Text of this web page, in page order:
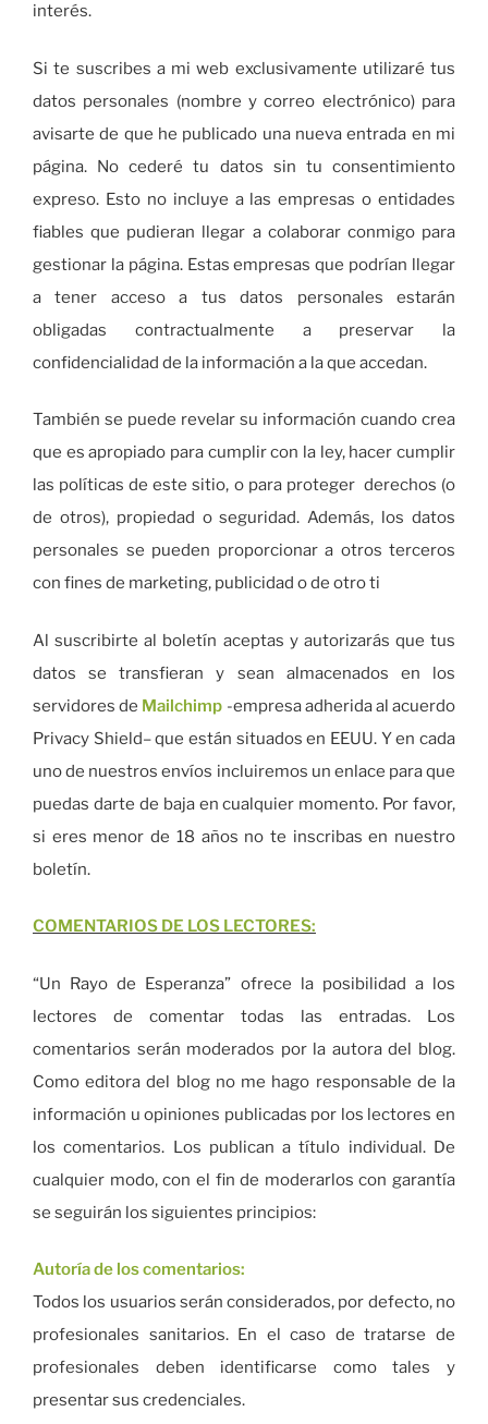
interés.
Si te suscribes a mi web exclusivamente utilizaré tus
datos personales (nombre y correo electrónico) para
avisarte de que he publicado una nueva entrada en mi
página. No cederé tu datos sin tu consentimiento
expreso. Esto no incluye a las empresas o entidades
fiables que pudieran llegar a colaborar conmigo para
gestionar la página. Estas empresas que podrían llegar
a tener acceso a tus datos personales estarán
obligadas contractualmente a preservar la
confidencialidad de la información a la que accedan.
También se puede revelar su información cuando crea
que es apropiado para cumplir con la ley, hacer cumplir
las políticas de este sitio, o para proteger derechos (o
de otros), propiedad o seguridad. Además, los datos
personales se pueden proporcionar a otros terceros
con fines de marketing, publicidad o de otro ti
Al suscribirte al boletín aceptas y autorizarás que tus
datos se transfieran y sean almacenados en los
servidores de Mailchimp -empresa adherida al acuerdo
Privacy Shield– que están situados en EEUU. Y en cada
uno de nuestros envíos incluiremos un enlace para que
puedas darte de baja en cualquier momento. Por favor,
si eres menor de 18 años no te inscribas en nuestro
boletín.
COMENTARIOS DE LOS LECTORES:
“Un Rayo de Esperanza” ofrece la posibilidad a los
lectores de comentar todas las entradas. Los
comentarios serán moderados por la autora del blog.
Como editora del blog no me hago responsable de la
información u opiniones publicadas por los lectores en
los comentarios. Los publican a título individual. De
cualquier modo, con el fin de moderarlos con garantía
se seguirán los siguientes principios:
Autoría de los comentarios:
Todos los usuarios serán considerados, por defecto, no
profesionales sanitarios. En el caso de tratarse de
profesionales deben identificarse como tales y
presentar sus credenciales.